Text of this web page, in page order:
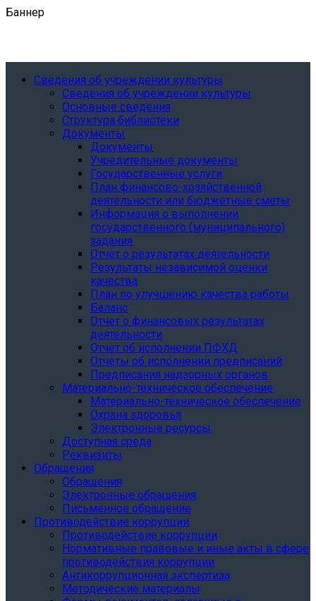
Баннер
Сведения об учреждении культуры
Сведения об учреждении культуры
Основные сведения
Структура библиотеки
Документы
Документы
Учредительные документы
Государственные услуги
План финансово-хозяйственной
деятельности или бюджетные сметы
Информация о выполнении
государственного (муниципального)
задания
Отчёт о результатах деятельности
Результаты независимой оценки
качества
План по улучшению качества работы
Баланс
Отчет о финансовых результатах
деятельности
Отчет об исполнении ПФХД
Отчеты об исполнении предписаний
Предписания надзорных органов
Материально-техническое обеспечение
Материально-техническое обеспечение
Охрана здоровья
Электронные ресурсы
Доступная среда
Реквизиты
Обращения
Обращения
Электронные обращения
Письменное обращение
Противодействие коррупции
Противодействие коррупции
Нормативные правовые и иные акты в сфере
противодействия коррупции
Антикоррупционная экспертиза
Методические материалы